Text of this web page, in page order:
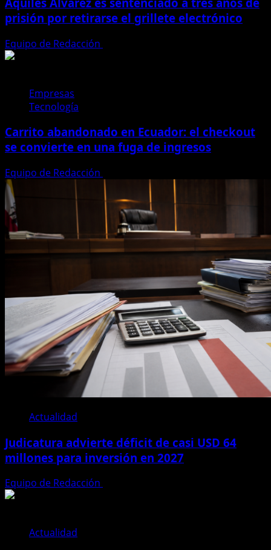
prisión por retirarse el grillete electrónico
Equipo de Redacción
Empresas
Tecnología
Carrito abandonado en Ecuador: el checkout
se convierte en una fuga de ingresos
Equipo de Redacción
Actualidad
Judicatura advierte déficit de casi USD 64
millones para inversión en 2027
Equipo de Redacción
Actualidad